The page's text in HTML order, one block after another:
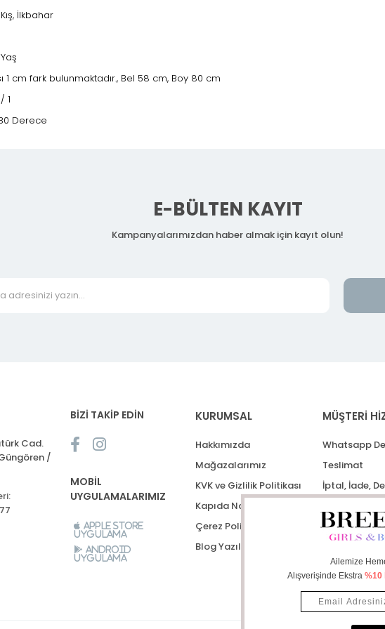
İlkbahar
1 cm fark bulunmaktadır., Bel 58 cm, Boy 80 cm
1
Derece
E-BÜLTEN KAYIT
Kampanyalarımızdan haber almak için kayıt olun!
Cad.
/
BİZİ TAKİP EDİN
MOBİL
UYGULAMALARIMIZ
Apple Store
Uygulama
Android
Uygulama
KURUMSAL
Hakkımızda
Mağazalarımız
KVK ve Gizlilik Politikası
Kapıda Nakit Ödeme
Çerez Politikası
Blog Yazıları
MÜŞTERİ
Whatsapp
Teslimat
İptal, İade,